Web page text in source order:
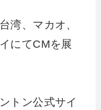
湾、マカオ、
にてCMを展
トン公式サイ